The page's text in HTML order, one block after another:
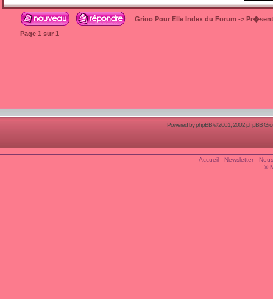
Grioo Pour Elle Index du Forum ->
Page 1 sur 1
Powered byphpBB© 2001, 2002 phpBB
Accueil- Newsletter-
©